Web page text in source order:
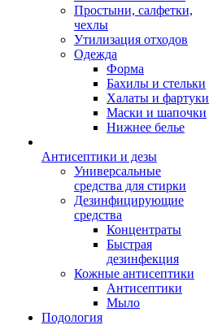
Простыни, салфетки,
чехлы
Утилизация отходов
Одежда
Форма
Бахилы и стельки
Халаты и фартуки
Маски и шапочки
Нижнее белье
Антисептики и дезы
Универсальные
средства для стирки
Дезинфицирующие
средства
Концентраты
Быстрая
дезинфекция
Кожные антисептики
Антисептики
Мыло
Подология